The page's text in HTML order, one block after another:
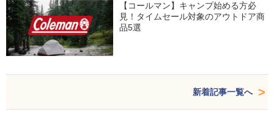
【コールマン】キャンプ始める方必
見！タイムセール対象のアウトドア商
品5選
新着記事一覧へ